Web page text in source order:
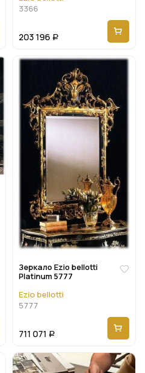
3366
203 196 Р
Зеркало Ezio bellotti
Platinum 5777
Ezio bellotti
5777
711 071 Р